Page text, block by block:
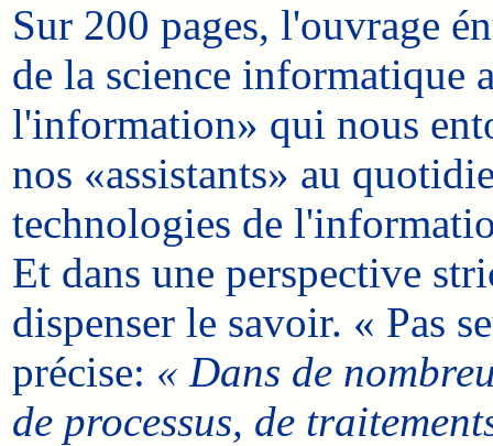
Sur 200 pages, l'ouvrage
de la science informatique
l'information» qui nous
nos «assistants» au
technologies de
Et dans une perspective
dispenser le savoir. « Pas
précise: « Dans de
de processus, de